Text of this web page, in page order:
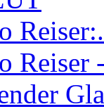
Reiser